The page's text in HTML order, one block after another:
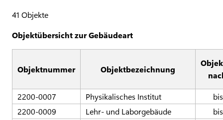
41 Objekte
Objektübersicht zur Gebäudeart
Objektnummer Objektbezeichnung
2200-0007 Physikalisches Institut
2200-0009
Lehr- und Laborgebäude